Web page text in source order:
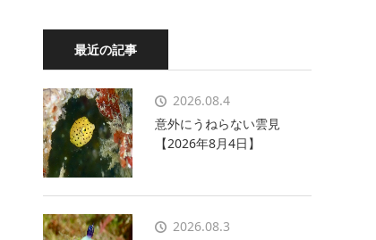
最近の記事
2026.08.4
意外にうねらない雲見
【2026年8月4日】
2026.08.3